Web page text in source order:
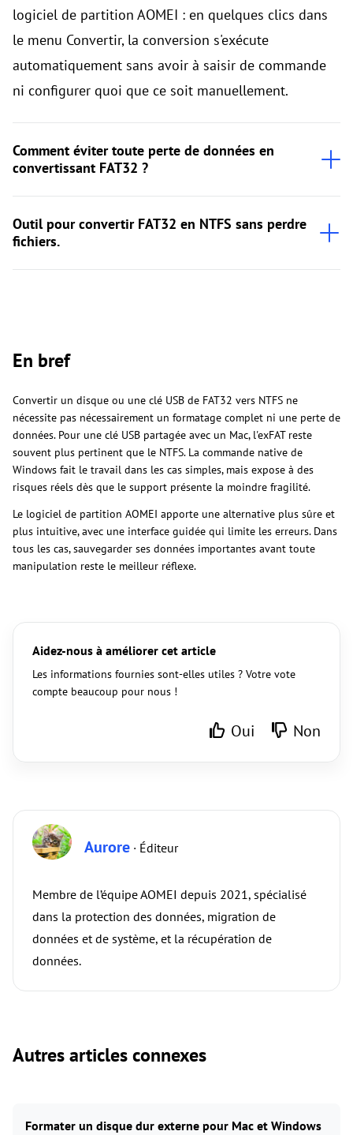
logiciel de partition AOMEI : en quelques clics dans
le menu Convertir, la conversion s'exécute
automatiquement sans avoir à saisir de commande
ni configurer quoi que ce soit manuellement.
Comment éviter toute perte de données en
convertissant FAT32 ?
Outil pour convertir FAT32 en NTFS sans perdre
fichiers.
En bref
Convertir un disque ou une clé USB de FAT32 vers NTFS ne
nécessite pas nécessairement un formatage complet ni une perte de
données. Pour une clé USB partagée avec un Mac, l'exFAT reste
souvent plus pertinent que le NTFS. La commande native de
Windows fait le travail dans les cas simples, mais expose à des
risques réels dès que le support présente la moindre fragilité.
Le logiciel de partition AOMEI apporte une alternative plus sûre et
plus intuitive, avec une interface guidée qui limite les erreurs. Dans
tous les cas, sauvegarder ses données importantes avant toute
manipulation reste le meilleur réflexe.
Aidez-nous à améliorer cet article
Les informations fournies sont-elles utiles ? Votre vote
compte beaucoup pour nous !
Oui Non
Aurore · Éditeur
Membre de l’équipe AOMEI depuis 2021, spécialisé
dans la protection des données, migration de
données et de système, et la récupération de
données.
Autres articles connexes
Formater un disque dur externe pour Mac et Windows